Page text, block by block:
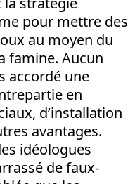
pour mettre des
au moyen du
famine. Aucun
accordé une
en
d’installation
avantages.
idéologues
de faux-